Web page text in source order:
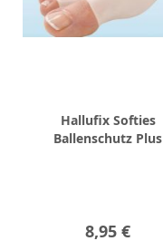
Hallufix Softies
Ballenschutz Plus
8,95 €